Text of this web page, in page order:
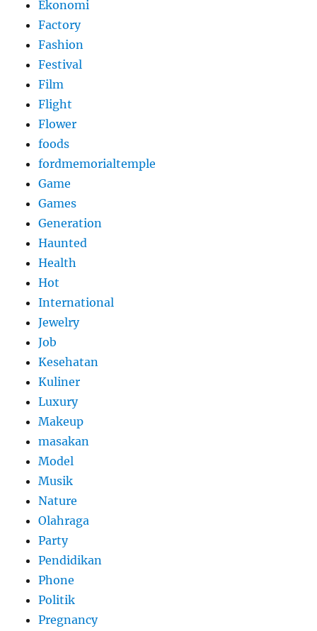
Ekonomi
Factory
Fashion
Festival
Film
Flight
Flower
foods
fordmemorialtemple
Game
Games
Generation
Haunted
Health
Hot
International
Jewelry
Job
Kesehatan
Kuliner
Luxury
Makeup
masakan
Model
Musik
Nature
Olahraga
Party
Pendidikan
Phone
Politik
Pregnancy